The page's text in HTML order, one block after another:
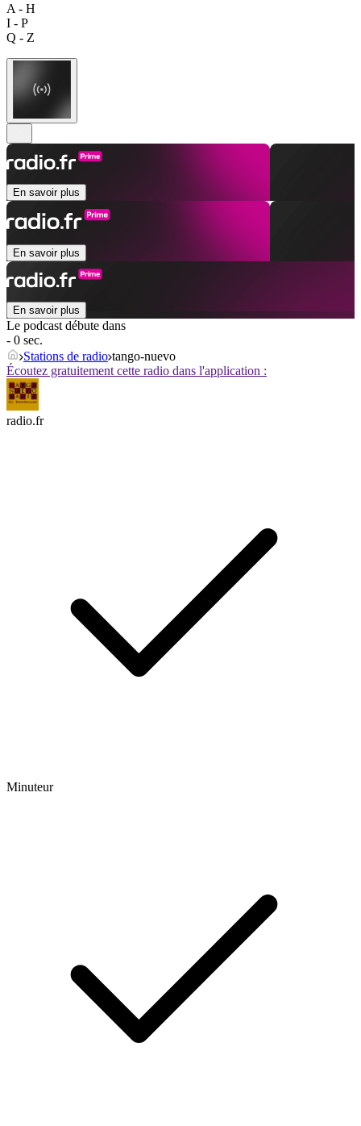
A - H
I - P
Q - Z
En savoir plus
En savoir plus
En savoir plus
Le podcast débute dans
- 0 sec.
Stations de radio tango-nuevo
Écoutez gratuitement cette radio dans l'application :
radio.fr
Minuteur